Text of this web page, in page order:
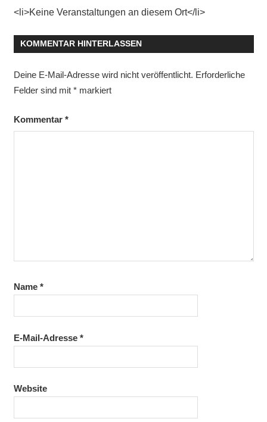
<li>Keine Veranstaltungen an diesem Ort</li>
KOMMENTAR HINTERLASSEN
Deine E-Mail-Adresse wird nicht veröffentlicht. Erforderliche
Felder sind mit *markiert
Kommentar *
Name *
E-Mail-Adresse *
Website